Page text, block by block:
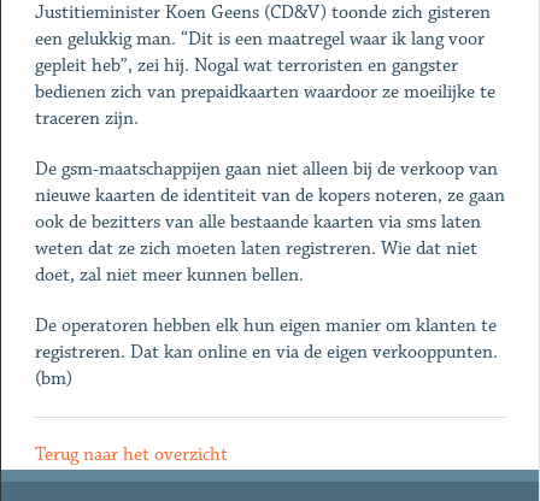
Justitieminister Koen Geens (CD&V) toonde zich gisteren
een gelukkig man. “Dit is een maatregel waar ik lang voor
gepleit heb”, zei hij. Nogal wat terroristen en gangster
bedienen zich van prepaidkaarten waardoor ze moeilijke te
traceren zijn.
De gsm-maatschappijen gaan niet alleen bij de verkoop van
nieuwe kaarten de identiteit van de kopers noteren, ze gaan
ook de bezitters van alle bestaande kaarten via sms laten
weten dat ze zich moeten laten registreren. Wie dat niet
doet, zal niet meer kunnen bellen.
De operatoren hebben elk hun eigen manier om klanten te
registreren. Dat kan online en via de eigen verkooppunten.
(bm)
Terug naar het overzicht